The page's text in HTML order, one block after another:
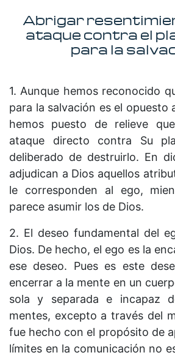
Abrigar
ataque contra el
para la
1. Aunque hemos reconocido
para la salvación es el opuesto
hemos puesto de relieve
ataque directo contra Su
deliberado de destruirlo. En
adjudican a Dios aque­llos
le corresponden al ego,
parece asumir los de Dios.
2. El deseo fundamental del
Dios. De hecho, el ego es la
ese deseo. Pues es este
encerrar a la mente en un
sola y separada e incapaz
mentes, excepto a través del
fue hecho con el propósito de
límites en la comunicación no